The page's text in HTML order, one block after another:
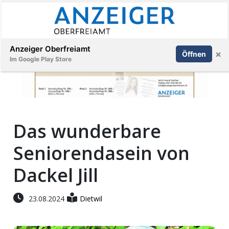
Veranstaltungen
Stellen
Paper
App
Abonnieren Anmelden
Das wunderbare
Seniorendasein von
Dackel Jill
23.08.2024 Dietwil
Anzeiger Oberfreiamt
Im Google Play Store
Öffnen ×